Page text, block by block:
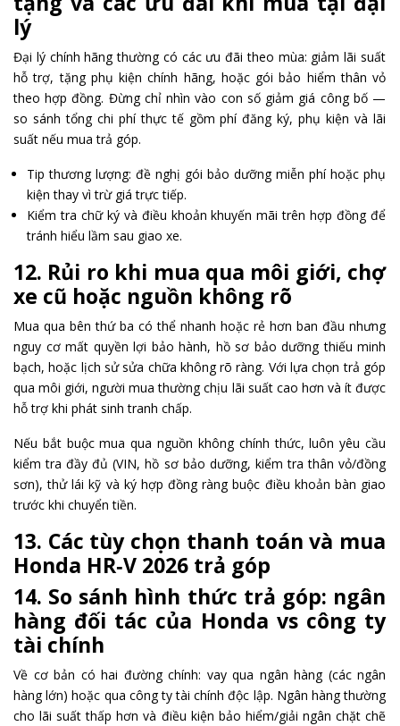
lý
Đại lý chính hãng thường có các ưu đãi theo mùa: giảm lãi suất
hỗ trợ, tặng phụ kiện chính hãng, hoặc gói bảo hiểm thân vỏ
theo hợp đồng. Đừng chỉ nhìn vào con số giảm giá công bố —
so sánh tổng chi phí thực tế gồm phí đăng ký, phụ kiện và lãi
suất nếu mua trả góp.
Tip thương lượng: đề nghị gói bảo dưỡng miễn phí hoặc phụ
kiện thay vì trừ giá trực tiếp.
Kiểm tra chữ ký và điều khoản khuyến mãi trên hợp đồng để
tránh hiểu lầm sau giao xe.
12. Rủi ro khi mua qua môi giới, chợ
xe cũ hoặc nguồn không rõ
Mua qua bên thứ ba có thể nhanh hoặc rẻ hơn ban đầu nhưng
nguy cơ mất quyền lợi bảo hành, hồ sơ bảo dưỡng thiếu minh
bạch, hoặc lịch sử sửa chữa không rõ ràng. Với lựa chọn trả góp
qua môi giới, người mua thường chịu lãi suất cao hơn và ít được
hỗ trợ khi phát sinh tranh chấp.
Nếu bắt buộc mua qua nguồn không chính thức, luôn yêu cầu
kiểm tra đầy đủ (VIN, hồ sơ bảo dưỡng, kiểm tra thân vỏ/đồng
sơn), thử lái kỹ và ký hợp đồng ràng buộc điều khoản bàn giao
trước khi chuyển tiền.
13. Các tùy chọn thanh toán và mua
Honda HR‑V 2026 trả góp
14. So sánh hình thức trả góp: ngân
hàng đối tác của Honda vs công ty
tài chính
Về cơ bản có hai đường chính: vay qua ngân hàng (các ngân
hàng lớn) hoặc qua công ty tài chính độc lập. Ngân hàng thường
cho lãi suất thấp hơn và điều kiện bảo hiểm/giải ngân chặt chẽ